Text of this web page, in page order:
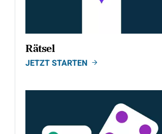
Rätsel
JETZT STARTEN